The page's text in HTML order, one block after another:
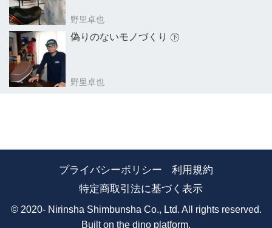
野里卓也
偽りのないモノづくり ㊦
野里卓也
プライバシーポリシー
利用規約
特定商取引法に基づく表示
© 2020- Nirinsha Shimbunsha Co., Ltd. All rights reserved.
Built on the dino platform.